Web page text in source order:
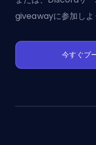
giveawayに参加しよ
今すぐブ